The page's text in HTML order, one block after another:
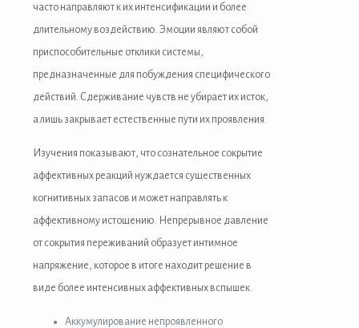
часто направляют к их интенсификации и более
длительному воздействию. Эмоции являют собой
приспособительные отклики системы,
предназначенные для побуждения специфического
действий. Сдерживание чувств не убирает их исток,
а лишь закрывает естественные пути их проявления.
Изучения показывают, что сознательное сокрытие
аффективных реакций нуждается существенных
когнитивных запасов и может направлять к
аффективному истощению. Непрерывное давление
от сокрытия переживаний образует интимное
напряжение, которое в итоге находит решение в
виде более интенсивных аффективных вспышек.
Аккумулирование непроявленного